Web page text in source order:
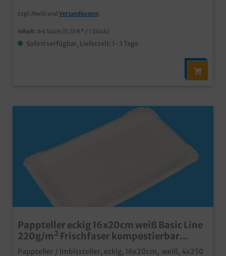
zzgl. MwSt und Versandkosten
Inhalt: 64 Stück (0,33 €* / 1 Stück)
Sofort verfügbar, Lieferzeit: 1-3 Tage
Pappteller eckig 16x20cm weiß Basic Line
220g/m² Frischfaser kompostierbar
1000St
Pappteller / Imbissteller, eckig, 16x20cm, weiß, 4x250